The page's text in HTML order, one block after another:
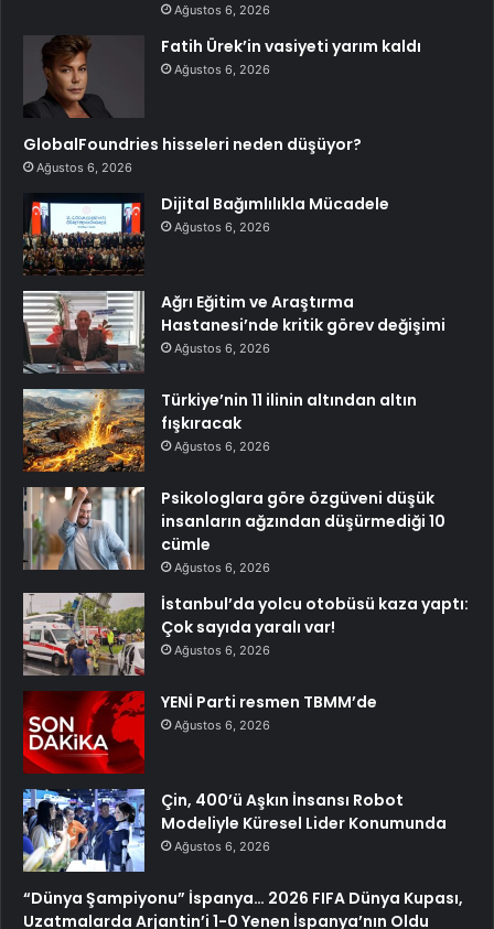
Ağustos 6, 2026
Fatih Ürek’in vasiyeti yarım kaldı
Ağustos 6, 2026
GlobalFoundries hisseleri neden düşüyor?
Ağustos 6, 2026
Dijital Bağımlılıkla Mücadele
Ağustos 6, 2026
Ağrı Eğitim ve Araştırma
Hastanesi’nde kritik görev değişimi
Ağustos 6, 2026
Türkiye’nin 11 ilinin altından altın
fışkıracak
Ağustos 6, 2026
Psikologlara göre özgüveni düşük
insanların ağzından düşürmediği 10
cümle
Ağustos 6, 2026
İstanbul’da yolcu otobüsü kaza yaptı:
Çok sayıda yaralı var!
Ağustos 6, 2026
YENİ Parti resmen TBMM’de
Ağustos 6, 2026
Çin, 400’ü Aşkın İnsansı Robot
Modeliyle Küresel Lider Konumunda
Ağustos 6, 2026
“Dünya Şampiyonu” İspanya… 2026 FIFA Dünya Kupası,
Uzatmalarda Arjantin’i 1-0 Yenen İspanya’nın Oldu